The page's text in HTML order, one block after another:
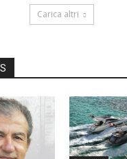
Carica altri